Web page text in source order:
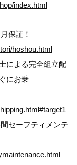
index.html
保証！
hoshou.html
による完全組立配
にお乗
セーフティメンテ